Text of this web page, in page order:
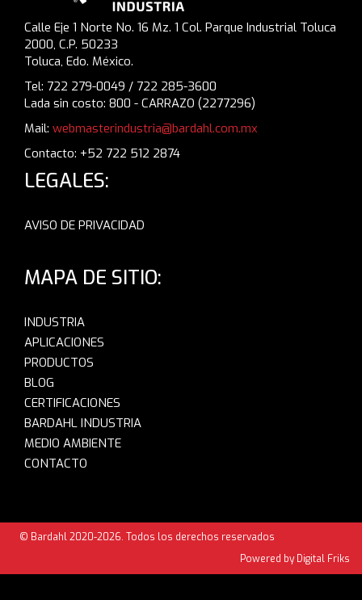
Calle Eje 1 Norte No. 16 Mz. 1 Col. Parque Industrial Toluca
2000, C.P. 50233
Toluca, Edo. México.
Tel: 722 279-0049 / 722 285-3600
Lada sin costo: 800 - CARRAZO (2277296)
Mail: webmasterindustria@bardahl.com.mx
Contacto: +52 722 512 2874
LEGALES:
AVISO DE PRIVACIDAD
MAPA DE SITIO:
INDUSTRIA
APLICACIONES
PRODUCTOS
BLOG
CERTIFICACIONES
BARDAHL INDUSTRIA
MEDIO AMBIENTE
CONTACTO
© Bardahl 2020-2026. Todos los derechos reservados
Powered by Digital Friks